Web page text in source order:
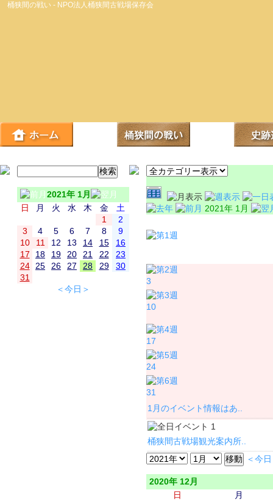
桶狭間の戦い - NPO法人桶狭間古戦場保存会
2021年 1月
日
月 火 水 木 金
土
1
2
3
4 5 6 7 8
9
10
11 12 13 14 15
16
17
18 19 20 21 22
23
24
25 26 27 28 29
30
31
＜今日＞
2021年 1月
3
10
17
24
31
1月のイベント情報はあ..
桶狭間古戦場観光案内所..
＜今
2020年 12月
日
月